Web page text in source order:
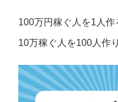
100万円稼ぐ人を1人作
10万稼ぐ人を100人作